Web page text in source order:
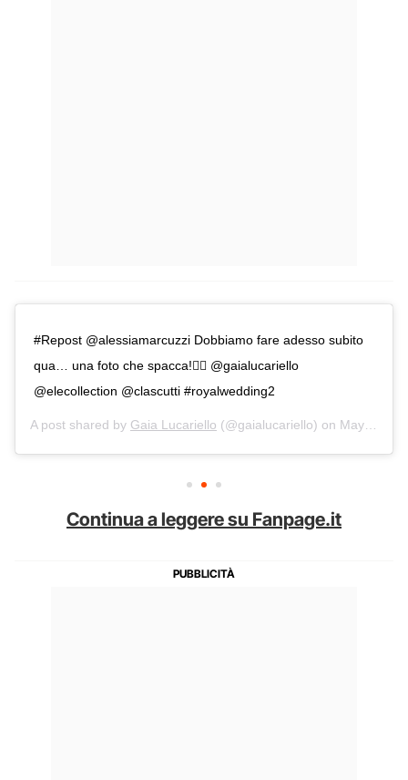
#Repost @alessiamarcuzzi Dobbiamo fare adesso subito
qua… una foto che spacca!🙆‍♀️ @gaialucariello
@elecollection @clascutti #royalwedding2
A post shared by Gaia Lucariello (@gaialucariello) on May 25, 2018 at 12:57pm PDT
Continua a leggere su Fanpage.it